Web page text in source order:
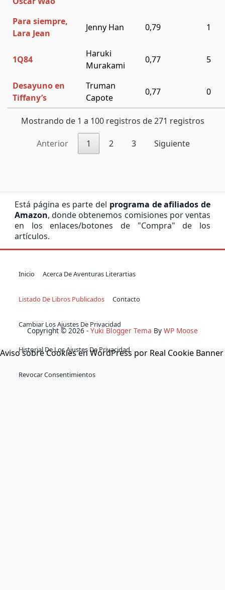
Para siempre,
Lara Jean
Jenny Han 0,79 1
1Q84
Haruki
Murakami
0,77 5
Desayuno en
Tiffany’s
Truman
Capote
0,77 0
Mostrando de 1 a 100 registros de 271 registros
Anterior 1 2 3 Siguiente
Está página es parte del programa de afiliados de
Amazon, donde obtenemos comisiones por ventas
en los enlaces/botones de "Compra" de los
artículos.
Inicio Acerca De Aventuras Literartias
Listado De Libros Publicados Contacto
Cambiar Los Ajustes De Privacidad
Historial De Los Ajustes De Privacidad
Revocar Consentimientos
Copyright © 2026 - Yuki Blogger Tema By WP Moose
Aviso sobre Cookies en WordPress por Real Cookie Banner